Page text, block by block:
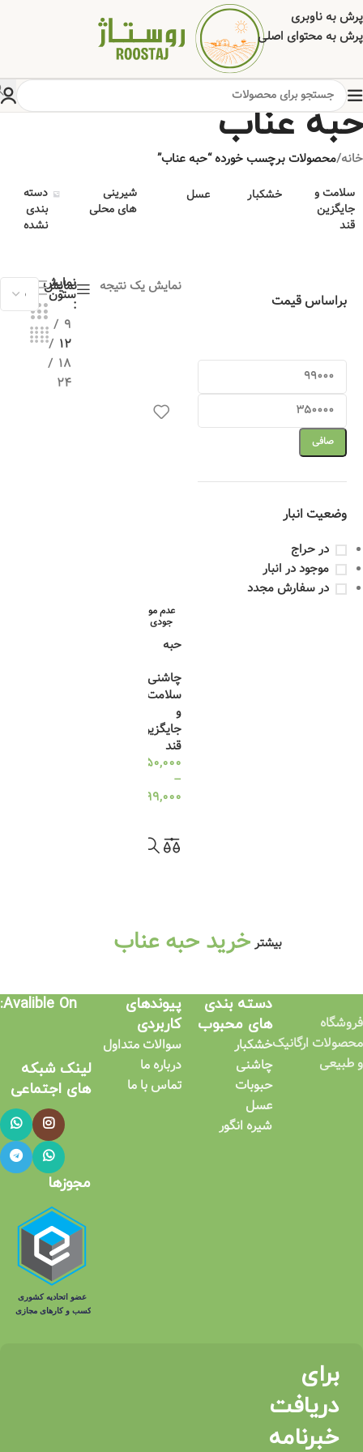
پرش به ناوبری
پرش به محتوای اصلی
حبه عناب
خانه/محصولات برچسب خورده “حبه عناب”
سلامت و
جایگزین
قند
خشکبار عسل
شیرینی
های محلی
دسته
بندی
نشده
براساس قیمت
صافی
وضعیت انبار
در حراج
موجود در انبار
در سفارش مجدد
نمایش یک نتیجه نمایش
ستون
نمایش
9
12
18
24
عدم مو
جودی
حبه
چاشنی
سلامت
و
جایگزین
قند
350,000
–
99,000
خرید حبه عناب بیشتر
فروشگاه
محصولات ارگانیک
و طبیعی
دسته بندی
های محبوب
خشکبار
چاشنی
حبوبات
عسل
شیره انگور
پیوندهای
کاربردی​
سوالات متداول
درباره ما
تماس با ما
Avalible On:
لینک شبکه
های اجتماعی​
مجوزها
برای
دریافت
خبرنامه